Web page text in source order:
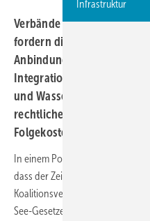
Verbände und
fordern die zügige
Anbindungskonzepte für
Integration von hybriden
und Wasserstoff drohen
rechtliche Unsicherheiten
Folgekosten.
In einem Positionspapier weist
dass der Zeitplan des
Koalitionsvertrag vorgesehenen
See-Gesetzes kollidiert. Der FEP
Infrastruktur